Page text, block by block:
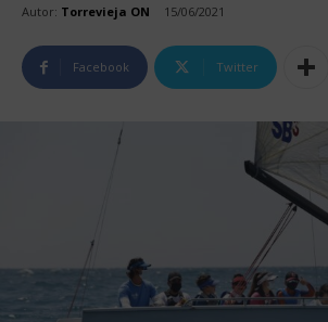
Autor: Torrevieja ON 15/06/2021
Facebook Twitter